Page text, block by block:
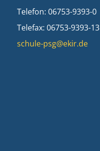
Telefon: 06753-9393-0
Telefax: 06753-9393-13
schule-psg@ekir.de